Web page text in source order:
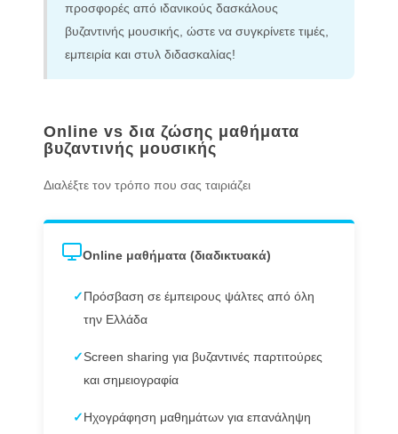
προσφορές από ιδανικούς δασκάλους
βυζαντινής μουσικής, ώστε να συγκρίνετε τιμές,
εμπειρία και στυλ διδασκαλίας!
Online vs δια ζώσης μαθήματα
βυζαντινής μουσικής
Διαλέξτε τον τρόπο που σας ταιριάζει
Online μαθήματα (διαδικτυακά)
✓ Πρόσβαση σε έμπειρους ψάλτες από όλη
την Ελλάδα
✓ Screen sharing για βυζαντινές παρτιτούρες
και σημειογραφία
✓ Ηχογράφηση μαθημάτων για επανάληψη